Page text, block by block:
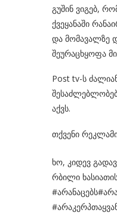
გუშინ ვიგებ,
ქვეყანაში
და მომავალზე
შეურაცხყოფა
Post tv-ს
აქვს.
თქვენი
ხო, კიდევ
რბილი